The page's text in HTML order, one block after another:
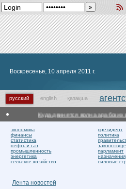
Воскресенье, 10 апреля 2011 г.
русский english қазақша
Куда двинется волна арабских
экономика
финансы
статистика
нефть и газ
промышленность
энергетика
сельское хозяйство
президент
политика
парламент
назначения
силовые
Лента новостей